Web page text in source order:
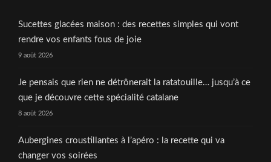
Sucettes glacées maison : des recettes simples qui vont
rendre vos enfants fous de joie
9 août 2026
Je pensais que rien ne détrônerait la ratatouille… jusqu’à ce
que je découvre cette spécialité catalane
8 août 2026
Aubergines croustillantes à l’apéro : la recette qui va
changer vos soirées